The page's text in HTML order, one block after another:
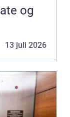
og
13 juli 2026